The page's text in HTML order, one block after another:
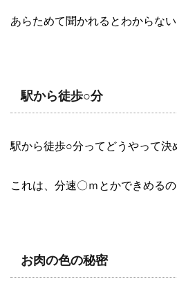
あらためて聞かれるとわからない
駅から徒歩○分
駅から徒歩○分ってどうやって決
これは、分速〇ｍとかできめる
お肉の色の秘密